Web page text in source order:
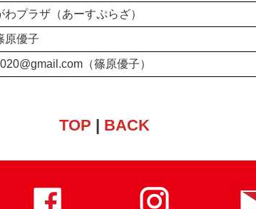
プラザ（あーすぷらざ）
原優子
（篠原優子）
TOP | BACK